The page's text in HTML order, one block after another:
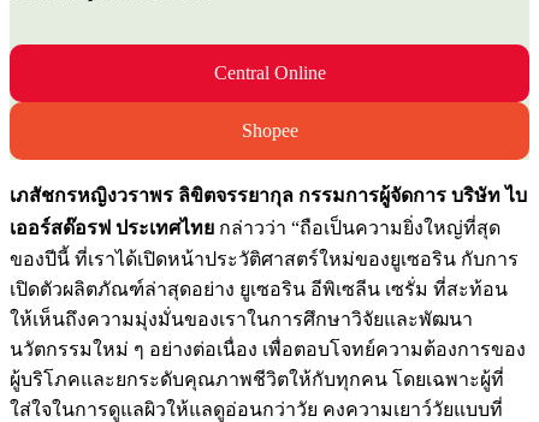
Central Online
Shopee
เภสัชกรหญิงวราพร ลิขิตจรรยากุล กรรมการผู้จัดการ บริษัท ไบ
เออร์สด๊อรฟ ประเทศไทย กล่าวว่า “ถือเป็นความยิ่งใหญ่ที่สุด
ของปีนี้ ที่เราได้เปิดหน้าประวัติศาสตร์ใหม่ของยูเซอริน กับการ
เปิดตัวผลิตภัณฑ์ล่าสุดอย่าง ยูเซอริน อีพิเซลีน เซรั่ม ที่สะท้อน
ให้เห็นถึงความมุ่งมั่นของเราในการศึกษาวิจัยและพัฒนา
นวัตกรรมใหม่ ๆ อย่างต่อเนื่อง เพื่อตอบโจทย์ความต้องการของ
ผู้บริโภคและยกระดับคุณภาพชีวิตให้กับทุกคน โดยเฉพาะผู้ที่
ใส่ใจในการดูแลผิวให้แลดูอ่อนกว่าวัย คงความเยาว์วัยแบบที่